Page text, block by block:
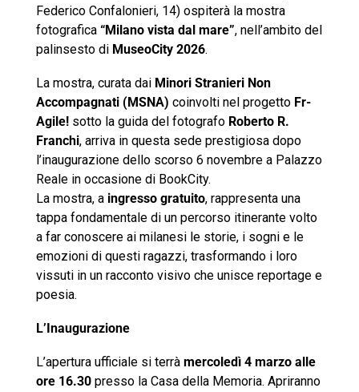
Federico Confalonieri, 14) ospiterà la mostra
fotografica “Milano vista dal mare”, nell’ambito del
palinsesto di MuseoCity 2026.
La mostra, curata dai Minori Stranieri Non
Accompagnati (MSNA) coinvolti nel progetto Fr-
Agile!sotto la guida del fotografo Roberto R.
Franchi, arriva in questa sede prestigiosa dopo
l’inaugurazione dello scorso 6 novembre a Palazzo
Reale in occasione di BookCity.
La mostra, a ingresso gratuito, rappresenta una
tappa fondamentale di un percorso itinerante volto
a far conoscere ai milanesi le storie, i sogni e le
emozioni di questi ragazzi, trasformando i loro
vissuti in un racconto visivo che unisce reportage e
poesia.
L’Inaugurazione
L’apertura ufficiale si terrà mercoledì 4 marzo alle
ore 16.30presso la Casa della Memoria. Apriranno